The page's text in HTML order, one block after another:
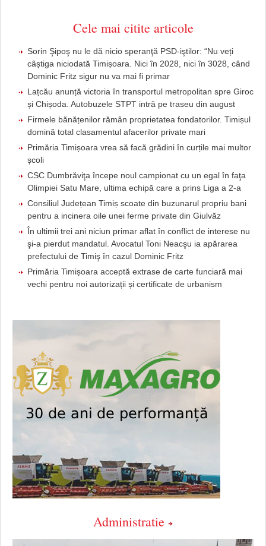
Cele mai citite articole
Sorin Şipoş nu le dă nicio speranţă PSD-iştilor: “Nu veți
câștiga niciodată Timișoara. Nici în 2028, nici în 3028, când
Dominic Fritz sigur nu va mai fi primar
Lațcău anunță victoria în transportul metropolitan spre Giroc
și Chișoda. Autobuzele STPT intră pe traseu din august
Firmele bănățenilor rămân proprietatea fondatorilor. Timișul
domină total clasamentul afacerilor private mari
Primăria Timișoara vrea să facă grădini în curțile mai multor
școli
CSC Dumbrăviţa începe noul campionat cu un egal în faţa
Olimpiei Satu Mare, ultima echipă care a prins Liga a 2-a
Consiliul Județean Timiș scoate din buzunarul propriu bani
pentru a incinera oile unei ferme private din Giulvăz
În ultimii trei ani niciun primar aflat în conflict de interese nu
şi-a pierdut mandatul. Avocatul Toni Neacşu ia apărarea
prefectului de Timiş în cazul Dominic Fritz
Primăria Timișoara acceptă extrase de carte funciară mai
vechi pentru noi autorizații și certificate de urbanism
Administratie